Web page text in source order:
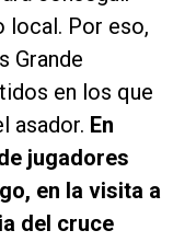
local. Por eso,
Grande
en los que
asador. En
jugadores
en la visita a
del cruce